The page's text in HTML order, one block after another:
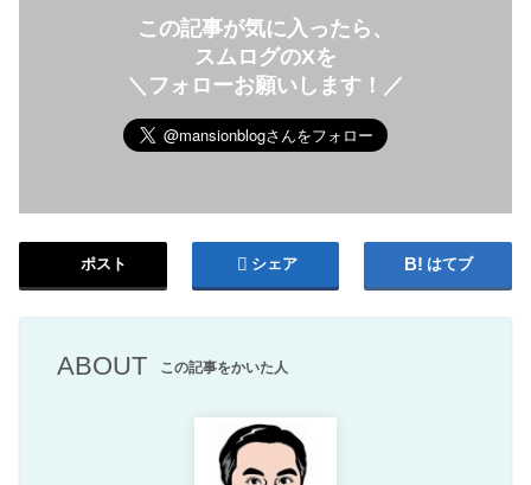
この記事が気に入ったら、
スムログのXを
＼フォローお願いします！／
ポスト シェア はてブ
ABOUT この記事をかいた人